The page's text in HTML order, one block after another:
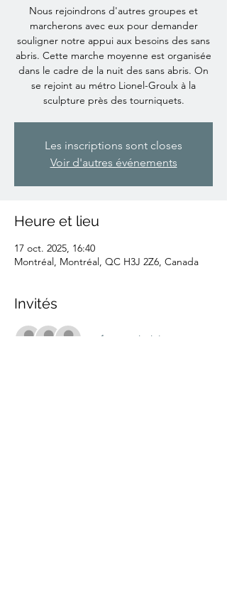
Nous rejoindrons d'autres groupes et
marcherons avec eux pour demander
souligner notre appui aux besoins des sans
abris. Cette marche moyenne est organisée
dans le cadre de la nuit des sans abris. On
se rejoint au métro Lionel-Groulx à la
sculpture près des tourniquets.
Les inscriptions sont closes
Voir d'autres événements
Heure et lieu
17 oct. 2025, 16:40
Montréal, Montréal, QC H3J 2Z6, Canada
Invités
+ 1 autres invités